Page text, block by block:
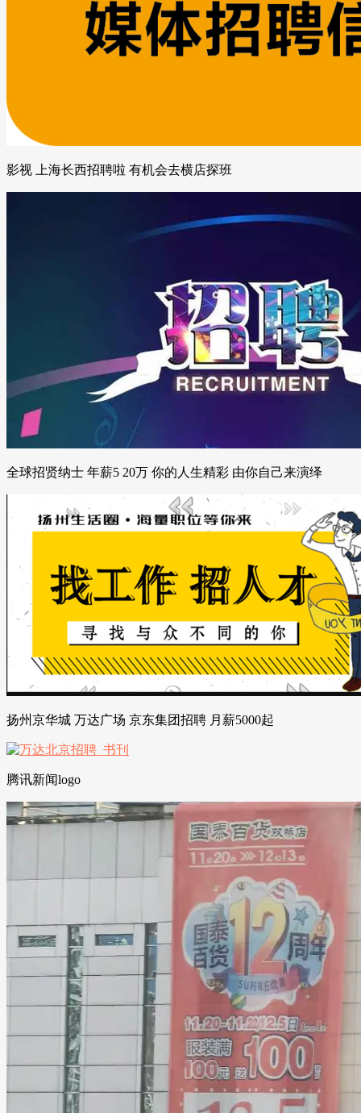
影视 上海长西招聘啦 有机会去横店探班
全球招贤纳士 年薪5 20万 你的人生精彩 由你自己来演绎
扬州京华城 万达广场 京东集团招聘 月薪5000起
腾讯新闻logo